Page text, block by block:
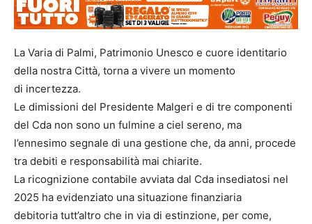
La Varia di Palmi, Patrimonio Unesco e cuore identitario
della nostra Città, torna a vivere un momento
di incertezza.
Le dimissioni del Presidente Malgeri e di tre componenti
del Cda non sono un fulmine a ciel sereno, ma
l’ennesimo segnale di una gestione che, da anni, procede
tra debiti e responsabilità mai chiarite.
La ricognizione contabile avviata dal Cda insediatosi nel
2025 ha evidenziato una situazione finanziaria
debitoria tutt’altro che in via di estinzione, per come,